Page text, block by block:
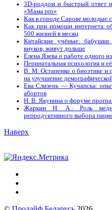
3D-роддом и быстрый ответ
«Мама prо»
Как в городе Сарове молодые
Как при помощи интернета
500 жизней в месяц
Китайские учёные:
внуков, живут дольше
Елена Язева о работе одного
Перинатальная психология и
В. М. Остапенко о биоэтике и
на улучшение
Ева Слизень — Кучапска:
абортов
Н. В. Якунина о форуме
Жаркин Н. А.: Роль
репродуктивного выбора
Наверх